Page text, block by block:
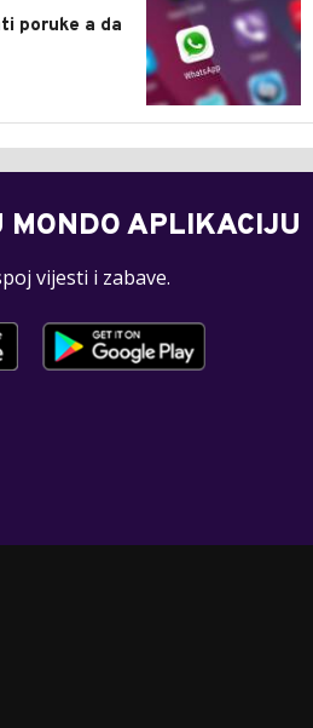
poruke a da
MONDO APLIKACIJU
vijesti i zabave.